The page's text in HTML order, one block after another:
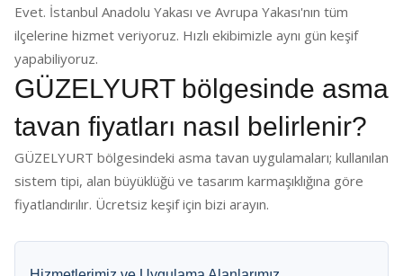
Evet. İstanbul Anadolu Yakası ve Avrupa Yakası'nın tüm
ilçelerine hizmet veriyoruz. Hızlı ekibimizle aynı gün keşif
yapabiliyoruz.
GÜZELYURT bölgesinde asma
tavan fiyatları nasıl belirlenir?
GÜZELYURT bölgesindeki asma tavan uygulamaları; kullanılan
sistem tipi, alan büyüklüğü ve tasarım karmaşıklığına göre
fiyatlandırılır. Ücretsiz keşif için bizi arayın.